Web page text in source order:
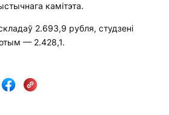
камітэта.
2.693,9 рубля, студзені
— 2.428,1.